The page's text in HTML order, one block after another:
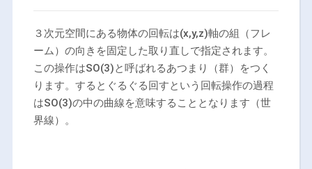
３次元空間にある物体の回転は(x,y,z)軸の組（フレ
ーム）の向きを固定した取り直しで指定されます。
この操作はSO(3)と呼ばれるあつまり（群）をつく
ります。するとぐるぐる回すという回転操作の過程
はSO(3)の中の曲線を意味することとなります（世
界線）。